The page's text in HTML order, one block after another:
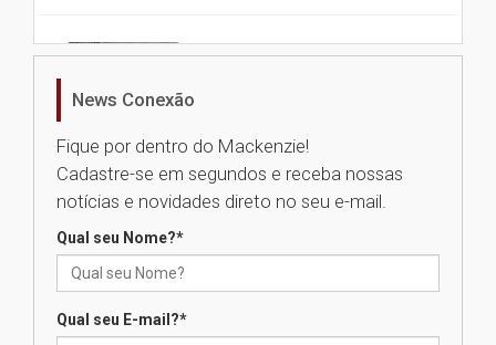
Nova apresentação do Centro
Universidade Mackenzie
realizará nova edição da Feira
das novas tecnologias em
News Conexão
Fique por dentro do Mackenzie!
Cadastre-se em segundos e receba nossas
notícias e novidades direto no seu e-mail.
Qual seu Nome?*
Qual seu E-mail?*